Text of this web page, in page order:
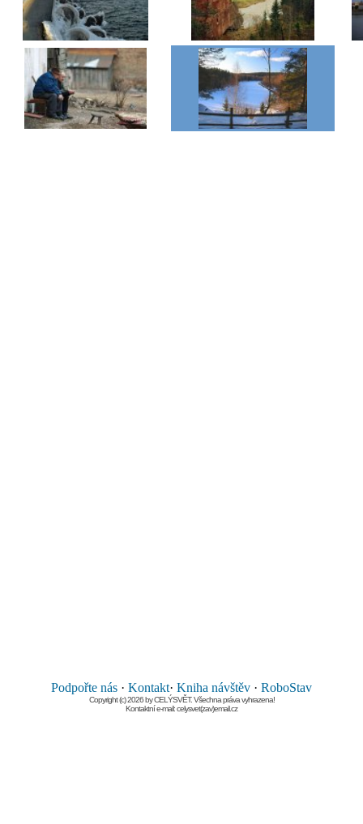
Podpořte nás · Kontakt· Kniha návštěv · RoboStav
Copyright (c) 2026 by CELÝSVĚT. Všechna práva vyhrazena!
Kontaktní e-mail: celysvet(zav)email.cz